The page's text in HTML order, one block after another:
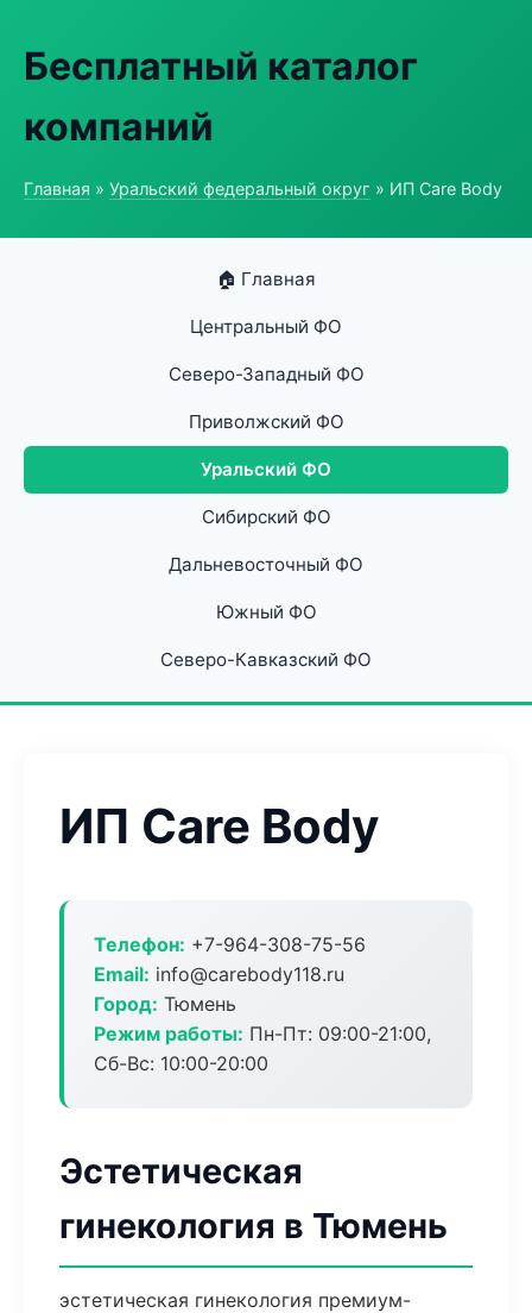
Бесплатный каталог
компаний
Главная » Уральский федеральный округ » ИП Care Body
🏠 Главная
Центральный ФО
Северо-Западный ФО
Приволжский ФО
Уральский ФО
Сибирский ФО
Дальневосточный ФО
Южный ФО
Северо-Кавказский ФО
ИП Care Body
Телефон: +7-964-308-75-56
Email: info@carebody118.ru
Город: Тюмень
Режим работы: Пн-Пт: 09:00-21:00,
Сб-Вс: 10:00-20:00
Эстетическая
гинекология в Тюмень
эстетическая гинекология премиум-